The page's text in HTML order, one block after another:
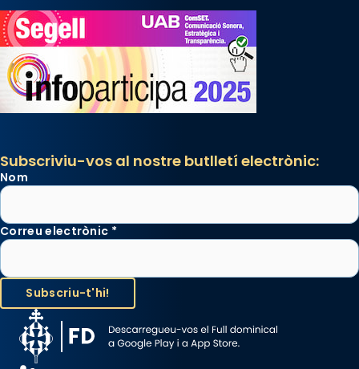
Subscriviu-vos al nostre butlletí electrònic:
Nom
Correu electrònic *